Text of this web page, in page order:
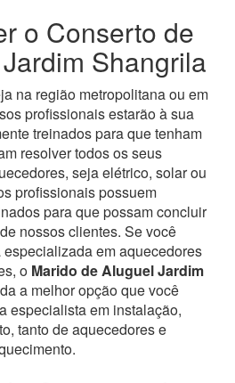
o Conserto de
Shangrila
na região metropolitana ou em
profissionais estarão à sua
treinados para que tenham
resolver todos os seus
seja elétrico, solar ou
profissionais possuem
para que possam concluir
nossos clientes. Se você
em aquecedores
o Marido de Aluguel Jardim
a melhor opção que você
especialista em instalação,
tanto de aquecedores e